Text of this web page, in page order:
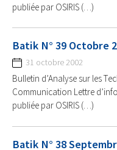
publiée par OSIRIS (…)
Batik N° 39 Octobre
31 octobre 2002
Bulletin d’Analyse sur les
Communication Lettre
publiée par OSIRIS (…)
Batik N° 38